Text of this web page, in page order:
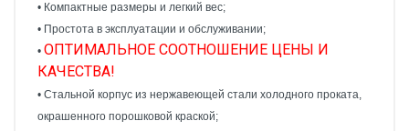
• Компактные размеры и легкий вес;
• Простота в эксплуатации и обслуживании;
• ОПТИМАЛЬНОЕ СООТНОШЕНИЕ ЦЕНЫ И
КАЧЕСТВА!
• Стальной корпус из нержавеющей стали холодного проката,
окрашенного порошковой краской;